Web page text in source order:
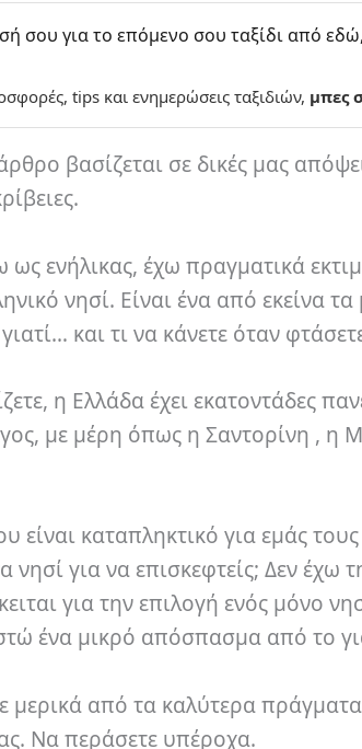
σου για το επόμενο σου ταξίδι από
tips και ενημερώσεις ταξιδιών, μπες
βασίζεται σε δικές μας
ως ενήλικας, έχω πραγματικά
νησί. Είναι ένα από εκείνα
και τι να κάνετε όταν
η Ελλάδα έχει εκατοντάδες
με μέρη όπως η Σαντορίνη , η
είναι καταπληκτικό για εμάς
νησί για να επισκεφτείς; Δεν
για την επιλογή ενός μόνο
ένα μικρό απόσπασμα από το
μερικά από τα καλύτερα
Να περάσετε υπέροχα.